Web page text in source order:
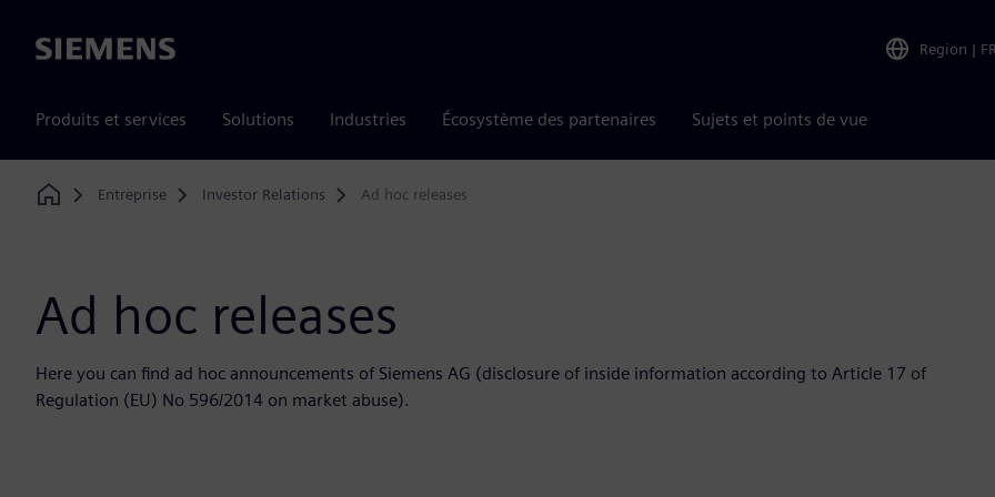
Siemens Region | FR
Produits et services Solutions Industries Écosystème des partenaires Sujets et points de vue
Home
Entreprise Investor Relations Ad hoc releases
Ad hoc releases
Here you can find ad hoc announcements of Siemens AG (disclosure of inside information according to Article 17 of
Regulation (EU) No 596/2014 on market abuse).